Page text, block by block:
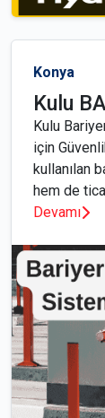
Konya
Kulu
Kulu
için
kullanılan
hem de
Devamı